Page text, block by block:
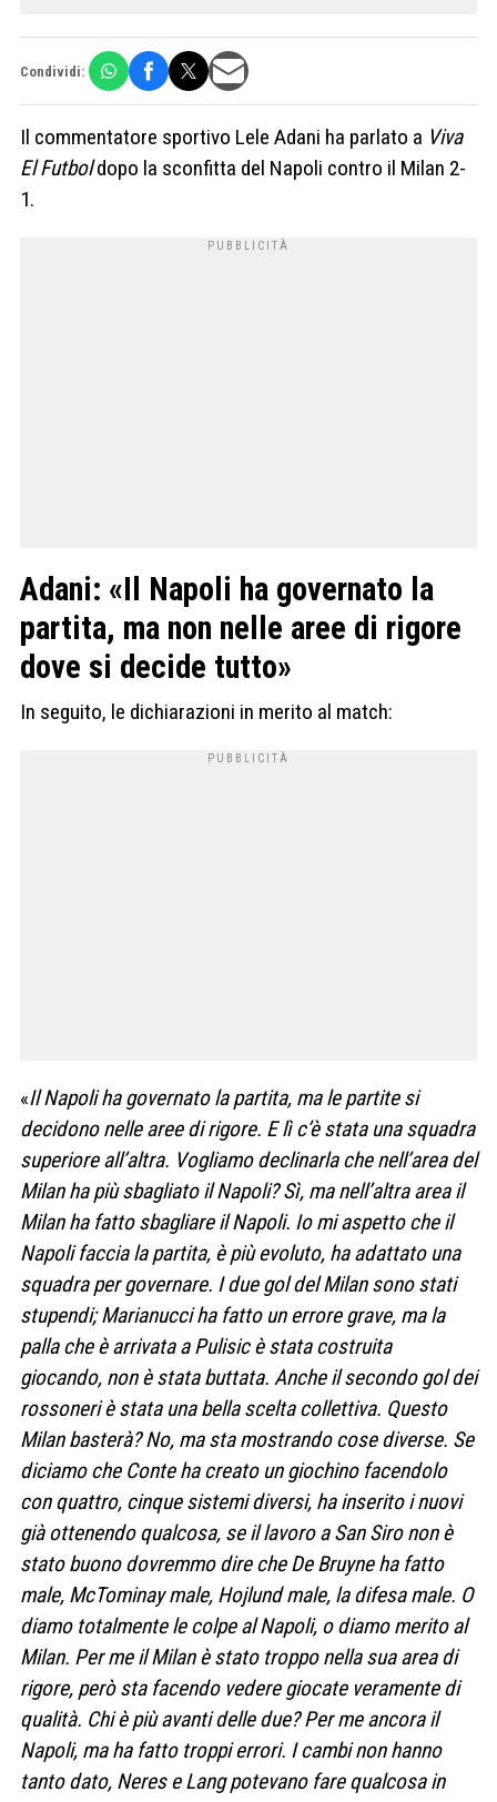
Condividi:
Il commentatore sportivo Lele Adani ha parlato a Viva
El Futboldopo la sconfitta del Napoli contro il Milan 2-
1.
Adani: «Il Napoli ha governato la
partita, ma non nelle aree di rigore
dove si decide tutto»
In seguito, le dichiarazioni in merito al match:
«Il Napoli ha governato la partita, ma le partite si
decidono nelle aree di rigore. E lì c’è stata una squadra
superiore all’altra. Vogliamo declinarla che nell’area del
Milan ha più sbagliato il Napoli? Sì, ma nell’altra area il
Milan ha fatto sbagliare il Napoli. Io mi aspetto che il
Napoli faccia la partita, è più evoluto, ha adattato una
squadra per governare. I due gol del Milan sono stati
stupendi; Marianucci ha fatto un errore grave, ma la
palla che è arrivata a Pulisic è stata costruita
giocando, non è stata buttata. Anche il secondo gol dei
rossoneri è stata una bella scelta collettiva. Questo
Milan basterà? No, ma sta mostrando cose diverse. Se
diciamo che Conte ha creato un giochino facendolo
con quattro, cinque sistemi diversi, ha inserito i nuovi
già ottenendo qualcosa, se il lavoro a San Siro non è
stato buono dovremmo dire che De Bruyne ha fatto
male, McTominay male, Hojlund male, la difesa male. O
diamo totalmente le colpe al Napoli, o diamo merito al
Milan. Per me il Milan è stato troppo nella sua area di
rigore, però sta facendo vedere giocate veramente di
qualità. Chi è più avanti delle due? Per me ancora il
Napoli, ma ha fatto troppi errori. I cambi non hanno
tanto dato, Neres e Lang potevano fare qualcosa in